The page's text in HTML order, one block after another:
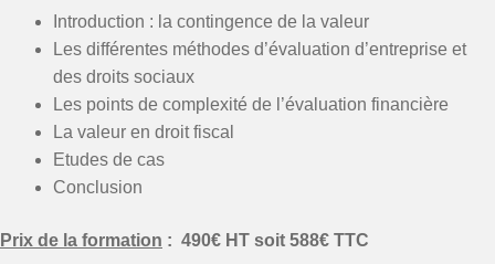
Introduction : la contingence de la valeur
Les différentes méthodes d’évaluation d’entreprise et
des droits sociaux
Les points de complexité de l’évaluation financière
La valeur en droit fiscal
Etudes de cas
Conclusion
Prix de la formation : 490€ HT soit 588€ TTC